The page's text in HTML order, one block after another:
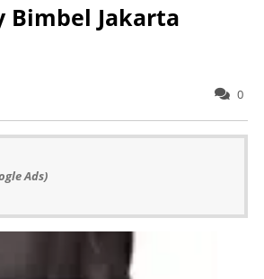
Bimbel Jakarta
0
Ads)